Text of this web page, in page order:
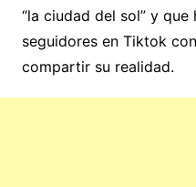
“la ciudad del sol” y
seguidores en Tiktok
compartir su realidad.